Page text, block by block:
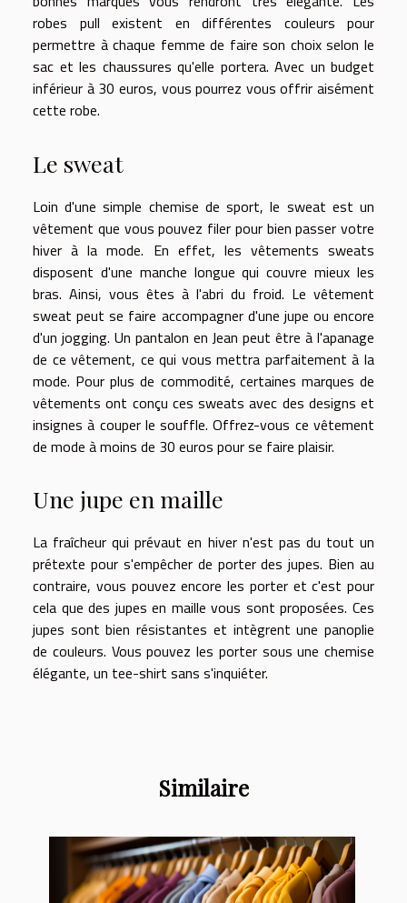
robes pull existent en différentes couleurs pour
permettre à chaque femme de faire son choix selon le
sac et les chaussures qu'elle portera. Avec un budget
inférieur à 30 euros, vous pourrez vous offrir aisément
cette robe.
Le sweat
Loin d'une simple chemise de sport, le sweat est un
vêtement que vous pouvez filer pour bien passer votre
hiver à la mode. En effet, les vêtements sweats
disposent d'une manche longue qui couvre mieux les
bras. Ainsi, vous êtes à l'abri du froid. Le vêtement
sweat peut se faire accompagner d'une jupe ou encore
d'un jogging. Un pantalon en Jean peut être à l'apanage
de ce vêtement, ce qui vous mettra parfaitement à la
mode. Pour plus de commodité, certaines marques de
vêtements ont conçu ces sweats avec des designs et
insignes à couper le souffle. Offrez-vous ce vêtement
de mode à moins de 30 euros pour se faire plaisir.
Une jupe en maille
La fraîcheur qui prévaut en hiver n'est pas du tout un
prétexte pour s'empêcher de porter des jupes. Bien au
contraire, vous pouvez encore les porter et c'est pour
cela que des jupes en maille vous sont proposées. Ces
jupes sont bien résistantes et intègrent une panoplie
de couleurs. Vous pouvez les porter sous une chemise
élégante, un tee-shirt sans s'inquiéter.
Similaire